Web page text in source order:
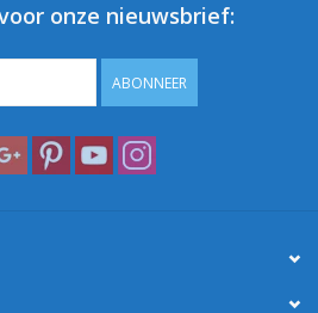
onze nieuwsbrief:
ABONNEER